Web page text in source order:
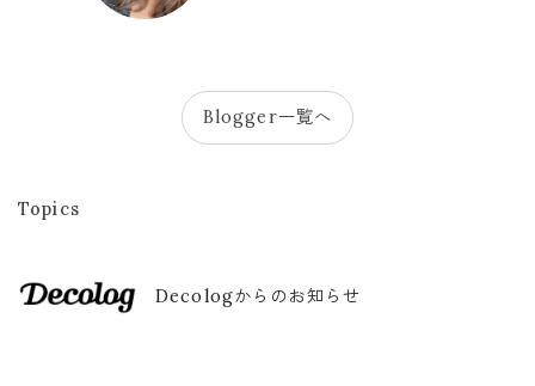
Blogger一覧へ
Topics
Decologからのお知らせ